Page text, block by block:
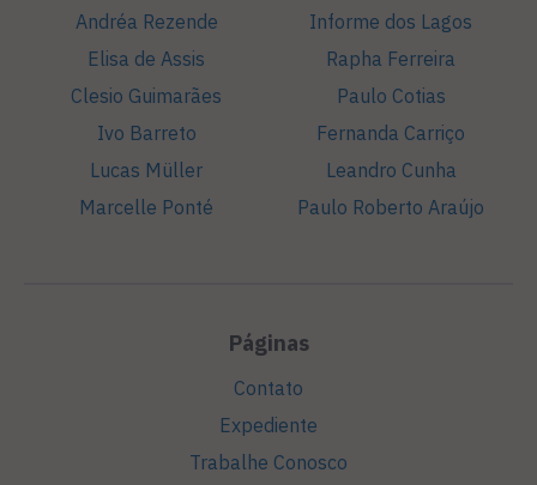
Andréa Rezende
Elisa de Assis
Clesio Guimarães
Ivo Barreto
Lucas Müller
Marcelle Ponté
Informe dos Lagos
Rapha Ferreira
Paulo Cotias
Fernanda Carriço
Leandro Cunha
Paulo Roberto Araújo
Páginas
Contato
Expediente
Trabalhe Conosco